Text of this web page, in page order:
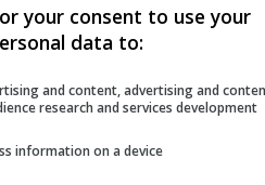
2026
especial del Quencher para
Pablo Escobar
your consent to use your
data to:
and content, advertising and
research and services development
information on a device